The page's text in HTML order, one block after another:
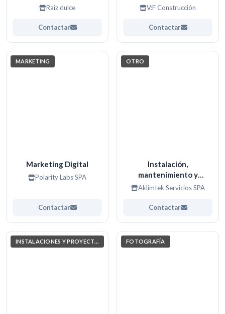
Raíz dulce
Contactar
V:F Construcción
Contactar
MARKETING
Marketing Digital
Polarity Labs SPA
Contactar
OTRO
Instalación,
mantenimiento y
reparación de aire
Aklimtek Servicios SPA
Contactar
INSTALACIONES Y PROYECTOS ELÉCTRICOS FOTOGRAFÍA